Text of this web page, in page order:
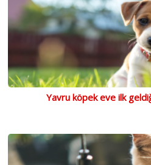
Yavru köpek eve ilk